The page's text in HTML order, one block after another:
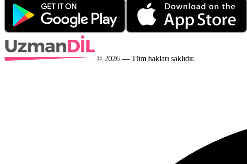
© 2026 — Tüm hakları saklıdır.